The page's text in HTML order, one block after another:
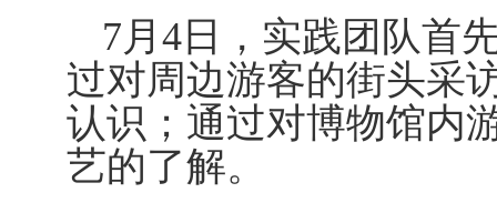
7月4日，实践团队首
过对周边游客的街头采
认识；通过对博物馆内
艺的了解。